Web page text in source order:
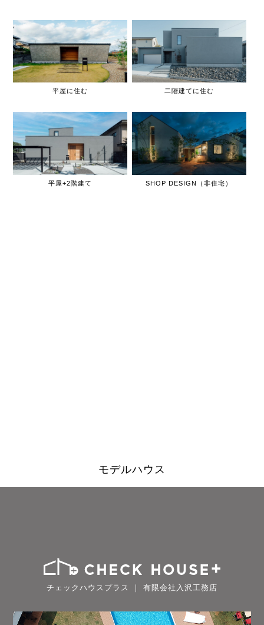
平屋に住む 二階建てに住む
平屋+2階建て SHOP DESIGN（非住宅）
モデルハウス
チェックハウスプラス ｜ 有限会社入沢工務店